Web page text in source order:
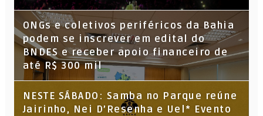
ONGs e coletivos periféricos da Bahia
podem se inscrever em edital do
BNDES e receber apoio financeiro de
até R$ 300 mil
NESTE SÁBADO: Samba no Parque reúne
Jairinho, Nei D’Resenha e Uel* Evento